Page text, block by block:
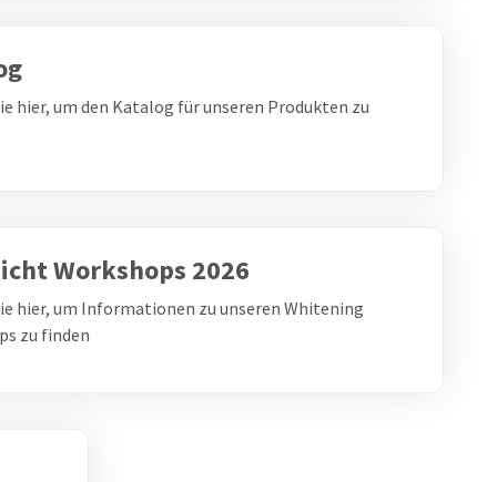
hier, um den Katalog für unseren Produkten zu
Workshops 2026
hier, um Informationen zu unseren Whitening
zu finden